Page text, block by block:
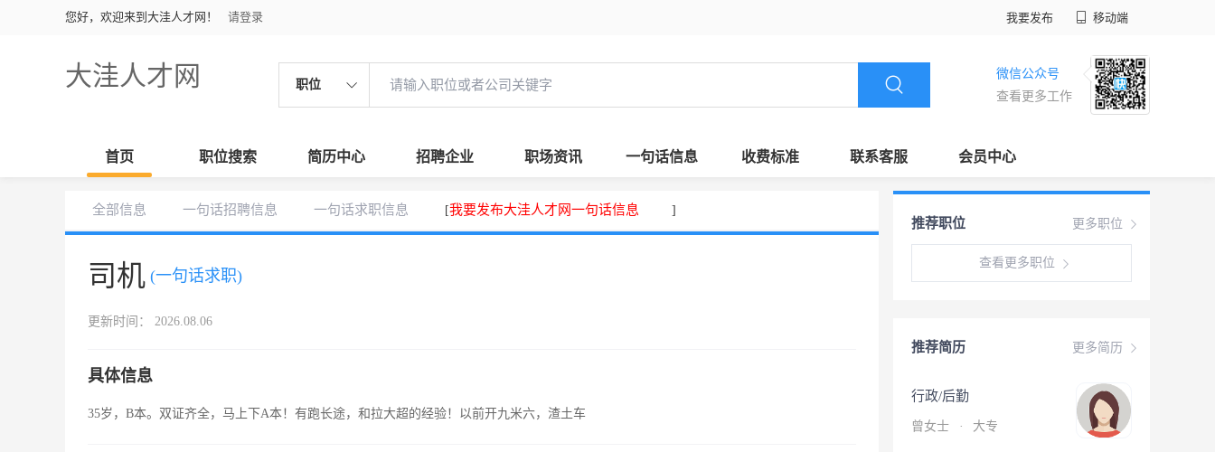
您好，欢迎来到大洼人才网！ 请登录 我要发布 移动端
大洼人才网 职位
微信公众号
查看更多工作
首页 职位搜索 简历中心 招聘企业 职场资讯 一句话信息 收费标准 联系客服 会员中心
全部信息 一句话招聘信息 一句话求职信息 [我要发布大洼人才网一句话信息 ]
司机 (一句话求职)
更新时间： 2026.08.06
具体信息
35岁，B本。双证齐全，马上下A本！有跑长途，和拉大超的经验！以前开九米六，渣土车
更多职位
推荐职位
查看更多职位
更多简历
推荐简历
行政/后勤
曾女士 · 大专